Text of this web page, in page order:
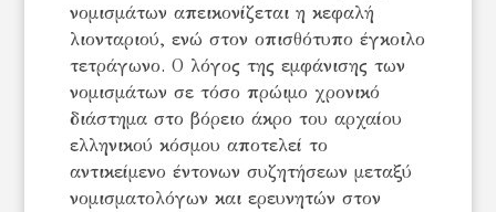
νομισμάτων απεικονίζεται η κεφαλή
λιονταριού, ενώ στον οπισθότυπο έγκοιλο
τετράγωνο. Ο λόγος της εμφάνισης των
νομισμάτων σε τόσο πρώιμο χρονικό
διάστημα στο βόρειο άκρο του αρχαίου
ελληνικού κόσμου αποτελεί το
αντικείμενο έντονων συζητήσεων μεταξύ
νομισματολόγων και ερευνητών στον